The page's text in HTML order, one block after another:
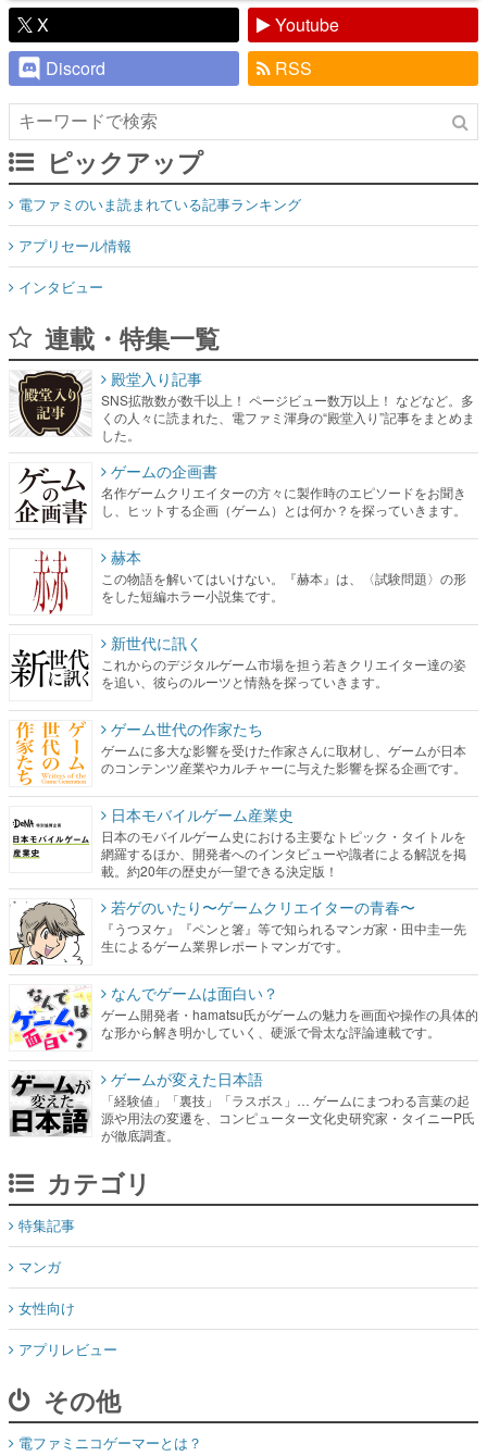
X
Youtube
Discord
RSS
ピックアップ
電ファミのいま読まれている記事ランキング
アプリセール情報
インタビュー
連載・特集一覧
殿堂入り記事
SNS拡散数が数千以上！ ページビュー数万以上！ などなど。多
くの人々に読まれた、電ファミ渾身の“殿堂入り”記事をまとめま
した。
ゲームの企画書
名作ゲームクリエイターの方々に製作時のエピソードをお聞き
し、ヒットする企画（ゲーム）とは何か？を探っていきます。
赫本
この物語を解いてはいけない。『赫本』は、〈試験問題〉の形
をした短編ホラー小説集です。
新世代に訊く
これからのデジタルゲーム市場を担う若きクリエイター達の姿
を追い、彼らのルーツと情熱を探っていきます。
ゲーム世代の作家たち
ゲームに多大な影響を受けた作家さんに取材し、ゲームが日本
のコンテンツ産業やカルチャーに与えた影響を探る企画です。
日本モバイルゲーム産業史
日本のモバイルゲーム史における主要なトピック・タイトルを
網羅するほか、開発者へのインタビューや識者による解説を掲
載。約20年の歴史が一望できる決定版！
若ゲのいたり〜ゲームクリエイターの青春〜
『うつヌケ』『ペンと箸』等で知られるマンガ家・田中圭一先
生によるゲーム業界レポートマンガです。
なんでゲームは面白い？
ゲーム開発者・hamatsu氏がゲームの魅力を画面や操作の具体的
な形から解き明かしていく、硬派で骨太な評論連載です。
ゲームが変えた日本語
「経験値」「裏技」「ラスボス」… ゲームにまつわる言葉の起
源や用法の変遷を、コンピューター文化史研究家・タイニーP氏
が徹底調査。
カテゴリ
特集記事
マンガ
女性向け
アプリレビュー
その他
電ファミニコゲーマーとは？